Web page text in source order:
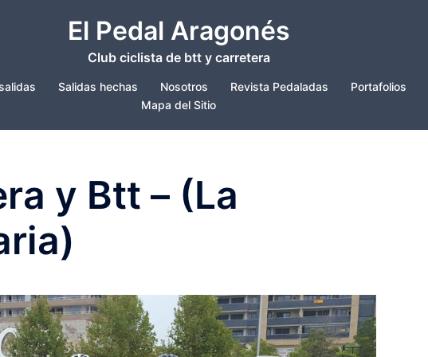
El Pedal Aragonés
Club ciclista de btt y carretera
Salidas hechas Nosotros Revista Pedaladas Portafolios
Mapa del Sitio
y Btt – (La